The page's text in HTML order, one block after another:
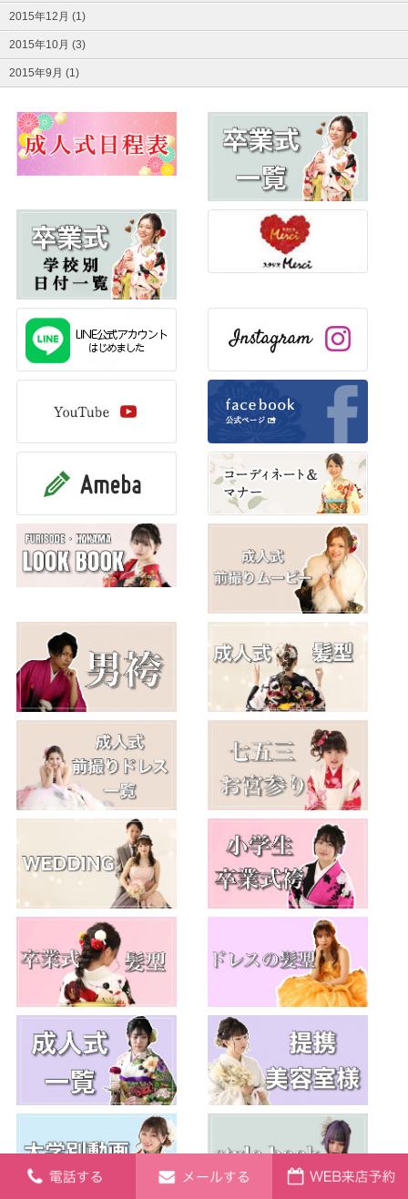
2015年12月 (1)
2015年10月 (3)
2015年9月 (1)